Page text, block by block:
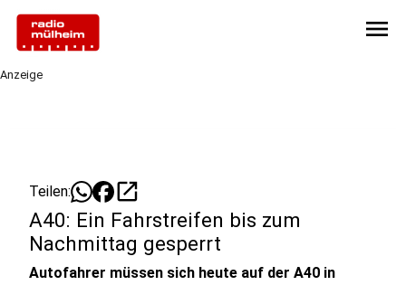
menu
Anzeige
Teilen: open_in_new
A40: Ein Fahrstreifen bis zum
Nachmittag gesperrt
Autofahrer müssen sich heute auf der A40 in